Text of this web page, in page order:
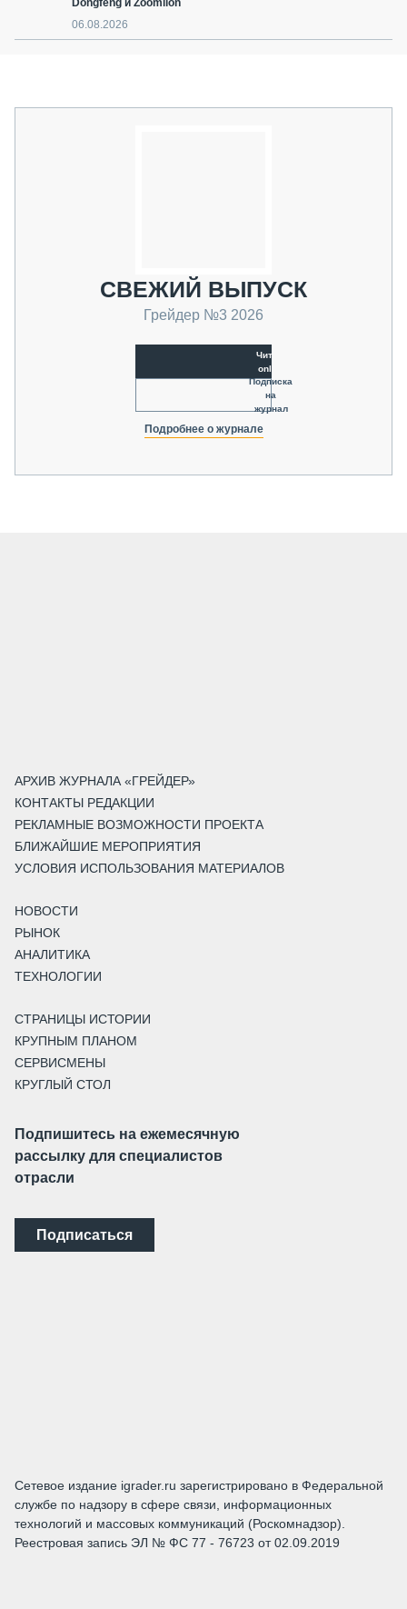
Dongfeng и Zoomlion
06.08.2026
СВЕЖИЙ ВЫПУСК
Грейдер №3 2026
Читать
online
Подписка
на
журнал
Подробнее о журнале
АРХИВ ЖУРНАЛА «ГРЕЙДЕР»
КОНТАКТЫ РЕДАКЦИИ
РЕКЛАМНЫЕ ВОЗМОЖНОСТИ ПРОЕКТА
БЛИЖАЙШИЕ МЕРОПРИЯТИЯ
УСЛОВИЯ ИСПОЛЬЗОВАНИЯ МАТЕРИАЛОВ
НОВОСТИ
РЫНОК
АНАЛИТИКА
ТЕХНОЛОГИИ
СТРАНИЦЫ ИСТОРИИ
КРУПНЫМ ПЛАНОМ
СЕРВИСМЕНЫ
КРУГЛЫЙ СТОЛ
Подпишитесь на ежемесячную
рассылку для специалистов
отрасли
Подписаться
Сетевое издание igrader.ru зарегистрировано в Федеральной
службе по надзору в сфере связи, информационных
технологий и массовых коммуникаций (Роскомнадзор).
Реестровая запись ЭЛ № ФС 77 - 76723 от 02.09.2019